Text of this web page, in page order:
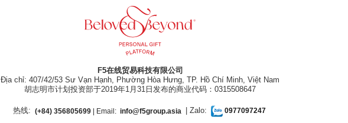
F5在线贸易科技有限公司
Địa chỉ: 407/42/53 Sư Vạn Hạnh, Phường Hòa Hưng, TP. Hồ Chí Minh, Việt Nam
胡志明市计划投资部于2019年1月31日发布的商业代码：0315508647
热线: (+84) 356805699| Email: info@f5group.asia | Zalo: 0977097247